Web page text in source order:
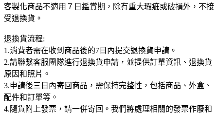
客製化商品不適用７日鑑賞期，除有重大瑕疵或破損外，不接
受退換貨。
退換貨流程:
1.消費者需在收到商品後的7日內提交退換貨申請。
2.請聯繫客服團隊進行退換貨申請，並提供訂單資訊、退換貨
原因和照片。
3.申請後三日內寄回商品，需保持完整性，包括商品、外盒、
配件和訂單等。
4.隨貨附上發票，請一併寄回。我們將處理相關的發票作廢和